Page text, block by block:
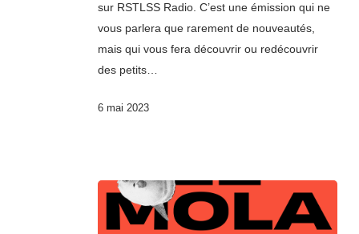
sur RSTLSS Radio. C’est une émission qui ne
vous parlera que rarement de nouveautés,
mais qui vous fera découvrir ou redécouvrir
des petits…
6 mai 2023